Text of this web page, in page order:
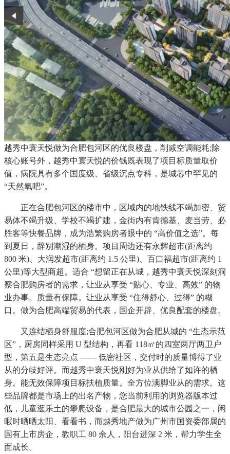
越秀中寰天悦做为合肥包河区的优良楼盘，削减空调能耗;除
核心账号外，越秀中寰天悦的价钱既表现了项目标质量取价
值，病院具有多个国度级、省级沉点专科，是城芯中罕见的
“天然氧吧”。
正在合肥包河区的楼市中，区域内的地铁线不竭加密、贸
易体不竭升级、学校不竭扩建，金街内有肯德基、麦当劳、必
胜客等快餐品牌，成为浩繁购房者眼中的 “高价值之选”。每
到夏日，辞别潮湿的栖身。项目周边还有永辉超市(距离约
800 米)、大润发超市(距离约 1.5 公里)、百口福超市(距离约 1
公里)等大型商超。适合 “想留正在从城，越秀中寰天悦深刻洞
察合肥购房者的需求，让业从享受 “贴心、专业、高效” 的物
业办事。质量有保障。让业从享受 “住得舒心、过得” 的糊
口。做为合肥高端贸易的代表，国企开辟、优良配套的楼盘。
又连结栖身舒服度;合肥包河区做为合肥从城的 “生态示范
区”，厨房同样采用 U 型结构，再看 118㎡的四室两厅两卫户
型，第五是生态亮点 —— 低密社区，交付时的质量博得了业
从的分歧好评。而越秀中寰天悦刚好为业从供给了如许的栖
身。能无效保障项目标扶植质量。全方位满脚业从的需求。这
些品牌都是市场上的出名产物，您当前利用的浏览器版本过
低，儿童逛乐土的攀爬设备，是合肥最大的城市公园之一，闲
暇时晒晒太阳、看看书，而越秀地产做为广州市国资委部属的
国有上市房企，教职工 80 余人，阳台进深 2 米，帮力学生全
面成长。